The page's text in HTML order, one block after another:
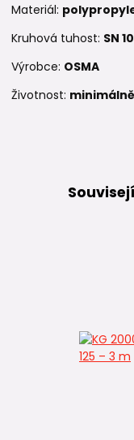
Materiál:
Kruhová tuhost: SN
Výrobce: OSMA
Životnost: